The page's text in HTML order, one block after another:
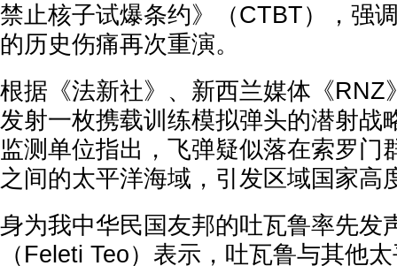
禁止核子试爆条约》（CTBT），强
的历史伤痛再次重演。
根据《法新社》、新西兰媒体《RNZ
发射一枚携载训练模拟弹头的潜射战
监测单位指出，飞弹疑似落在索罗门
之间的太平洋海域，引发区域国家高
身为我中华民国友邦的吐瓦鲁率先发
（Feleti Teo）表示，吐瓦鲁与其他